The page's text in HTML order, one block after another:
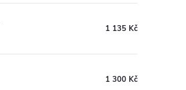
1 135 Kč
1 300 Kč